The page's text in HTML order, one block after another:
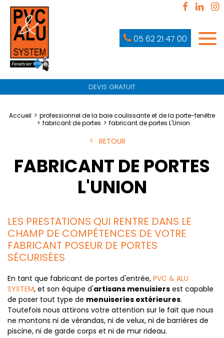
05 62 21 47 00
DEVIS GRATUIT
Accueil
professionnel de la baie coulissante et de la porte-fenêtre
fabricant de portes
fabricant de portes L'Union
RETOUR
FABRICANT DE PORTES
L'UNION
LES PRESTATIONS QUI RENTRE DANS LE
CHAMP DE COMPÉTENCES DE VOTRE
FABRICANT POSEUR DE PORTES
SÉCURISÉES
En tant que fabricant de portes d'entrée, PVC & ALU
SYSTEM, et son équipe d'artisans menuisiers est capable
de poser tout type de menuiseries extérieures.
Toutefois nous attirons votre attention sur le fait que nous
ne montons ni de vérandas, ni de velux, ni de barrières de
piscine, ni de garde corps et ni de mur rideau.